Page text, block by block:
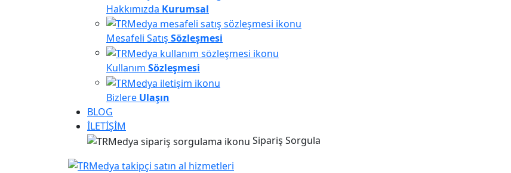
Hakkımızda Kurumsal
Mesafeli Satış Sözleşmesi
Kullanım Sözleşmesi
Bizlere Ulaşın
BLOG
İLETİŞİM
Sipariş Sorgula